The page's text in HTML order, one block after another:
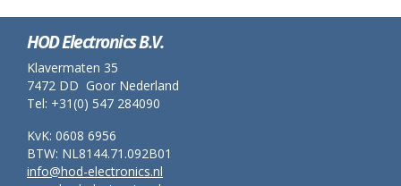
HOD Electronics B.V.
Klavermaten 35
7472 DD Goor Nederland
Tel: +31(0) 547 284090
KvK: 0608 6956
BTW: NL8144.71.092B01
info@hod-electronics.nl